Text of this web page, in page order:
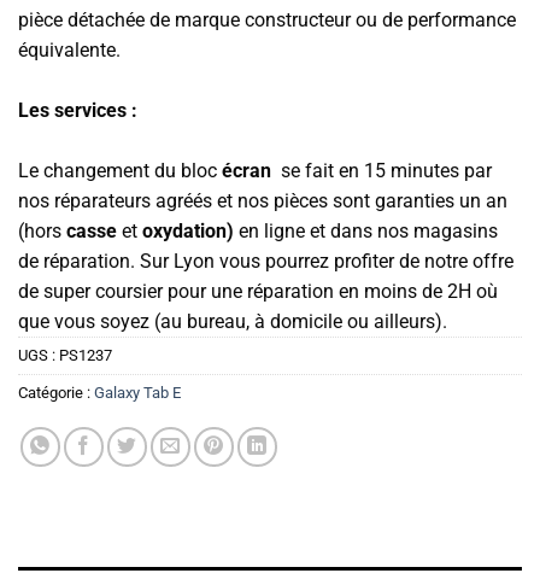
pièce détachée de marque constructeur ou de performance
équivalente.
Les services :
Le changement du bloc écran se fait en 15 minutes par
nos réparateurs agréés et nos pièces sont garanties un an
(hors casse et oxydation) en ligne et dans nos magasins
de réparation. Sur Lyon vous pourrez profiter de notre offre
de super coursier pour une réparation en moins de 2H où
que vous soyez (au bureau, à domicile ou ailleurs).
UGS : PS1237
Catégorie : Galaxy Tab E